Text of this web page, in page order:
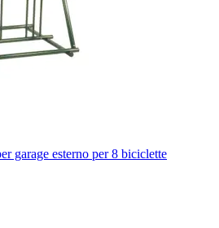
garage esterno per 8 biciclette